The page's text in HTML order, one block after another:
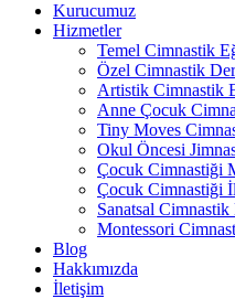
Kurucumuz
Hizmetler
Temel Cimnastik
Özel Cimnastik
Artistik Cimnastik
Anne Çocuk
Tiny Moves
Okul Öncesi
Çocuk Cimnastiği
Çocuk Cimnastiği
Sanatsal
Montessori
Blog
Hakkımızda
İletişim